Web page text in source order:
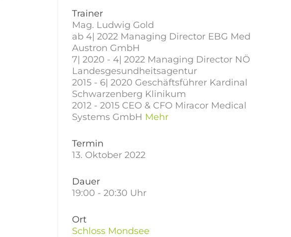
Trainer
Mag. Ludwig Gold
ab 4| 2022 Managing Director EBG Med
Austron GmbH
7| 2020 - 4| 2022 Managing Director NÖ
Landesgesundheitsagentur
2015 - 6| 2020 Geschäftsführer Kardinal
Schwarzenberg Klinikum
2012 - 2015 CEO & CFO Miracor Medical
Systems GmbH Mehr
Termin
13. Oktober 2022
Dauer
19:00 - 20:30 Uhr
Ort
Schloss Mondsee